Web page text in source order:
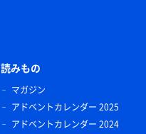
読みもの
マガジン
アドベントカレンダー 2025
アドベントカレンダー 2024